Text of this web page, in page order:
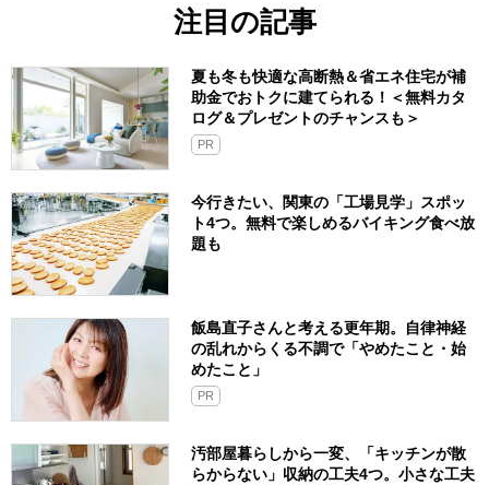
注目の記事
夏も冬も快適な高断熱＆省エネ住宅が補
助金でおトクに建てられる！＜無料カタ
ログ＆プレゼントのチャンスも＞
PR
今行きたい、関東の「工場見学」スポッ
ト4つ。無料で楽しめるバイキング食べ放
題も
飯島直子さんと考える更年期。自律神経
の乱れからくる不調で「やめたこと・始
めたこと」
PR
汚部屋暮らしから一変、「キッチンが散
らからない」収納の工夫4つ。小さな工夫